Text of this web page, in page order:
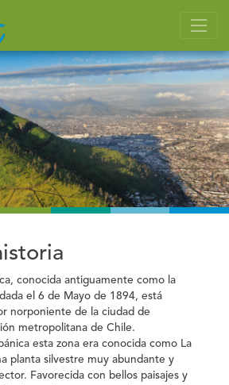
conocida antiguamente como la
el 6 de Mayo de 1894, está
norponiente de la ciudad de
metropolitana de Chile.
esta zona era conocida como La
planta silvestre muy abundante y
Favorecida con bellos paisajes y